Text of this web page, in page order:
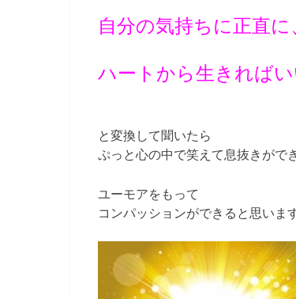
自分の気持ちに正直に
ハートから生きればい
と変換して聞いたら
ぷっと心の中で笑えて息抜きができ
ユーモアをもって
コンパッションができると思います